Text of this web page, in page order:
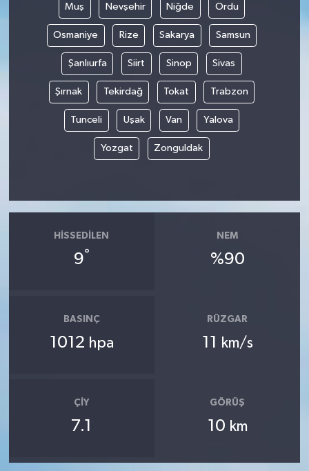
Muş Nevşehir Niğde Ordu
Osmaniye Rize Sakarya Samsun
Şanlıurfa Siirt Sinop Sivas
Şırnak Tekirdağ Tokat Trabzon
Tunceli Uşak Van Yalova
Yozgat Zonguldak
HISSEDILEN
9°
NEM
%90
BASINÇ
1012 hpa
RÜZGAR
11 km/s
ÇIY
7.1
GÖRÜŞ
10 km